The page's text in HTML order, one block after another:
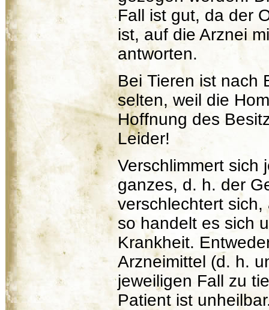
Fall ist gut, da der
ist, auf die Arznei
antworten.
Bei Tieren ist nach
selten, weil die
Hoffnung des
Leider!
Verschlimmert sich
ganzes, d. h. der
verschlechtert
so handelt es sich
Krankheit.
Arzneimittel (d. h.
jeweiligen Fall zu
Patient ist